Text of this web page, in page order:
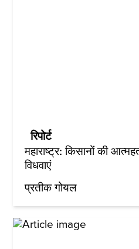
रिपोर्ट
महाराष्ट्र: किसानों की
विधवाएं
प्रतीक गोयल